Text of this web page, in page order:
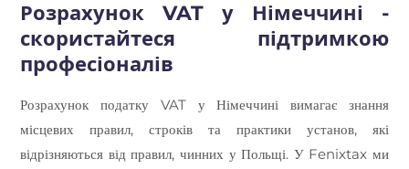
Розрахунок VAT у Німеччині -
скористайтеся підтримкою
професіоналів
Розрахунок податку VAT у Німеччині вимагає знання
місцевих правил, строків та практики установ, які
відрізняються від правил, чинних у Польщі. У Fenixtax ми